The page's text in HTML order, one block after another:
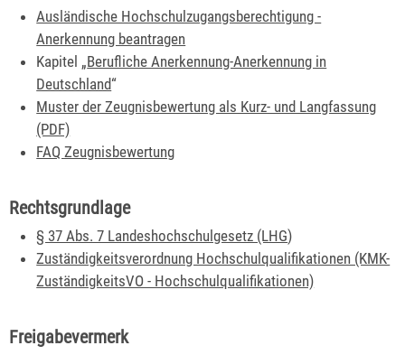
Ausländische Hochschulzugangsberechtigung -
Anerkennung beantragen
Kapitel „Berufliche Anerkennung-Anerkennung in
Deutschland“
Muster der Zeugnisbewertung als Kurz- und Langfassung
(PDF)
FAQ Zeugnisbewertung
Rechtsgrundlage
§ 37 Abs. 7 Landeshochschulgesetz (LHG)
Zuständigkeitsverordnung Hochschulqualifikationen (KMK-
ZuständigkeitsVO - Hochschulqualifikationen)
Freigabevermerk